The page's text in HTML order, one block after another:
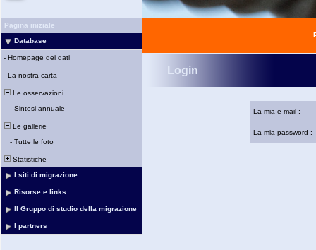
Pagina iniziale
Database
- Homepage dei dati
- La nostra carta
Le osservazioni
- Sintesi annuale
Le gallerie
- Tutte le foto
Statistiche
I siti di migrazione
Risorse e links
Il Gruppo di studio della migrazione
I partners
Login
La mia e-mail :
La mia password :